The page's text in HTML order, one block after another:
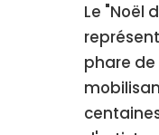
Le "Noël
phare